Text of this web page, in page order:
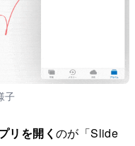
子
リを開く のが「Slide